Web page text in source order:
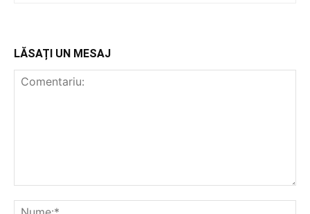
LĂSAȚI UN MESAJ